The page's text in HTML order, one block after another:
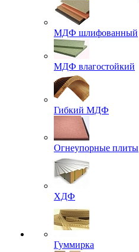
МДФ шлифованный
МДФ влагостойкий
Гибкий МДФ
Огнеупорные плиты
ХДФ
Гуммирка